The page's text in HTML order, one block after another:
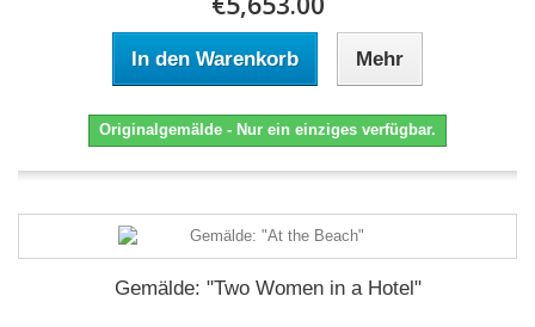
In den Warenkorb Mehr
Originalgemälde - Nur ein einziges verfügbar.
Gemälde: "Two Women in a Hotel"